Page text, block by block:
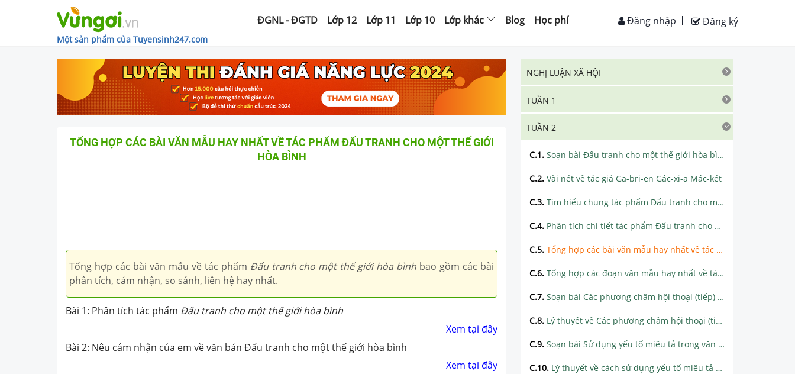
Một sản phẩm của Tuyensinh247.com
ĐGNL - ĐGTD Lớp 12 Lớp 11 Lớp 10 Lớp khác Blog Học phí Đăng ký
Đăng nhập
TỔNG HỢP CÁC BÀI VĂN MẪU HAY NHẤT VỀ TÁC PHẨM ĐẤU TRANH CHO MỘT THẾ GIỚI
HÒA BÌNH
Tổng hợp các bài văn mẫu về tác phẩm Đấu tranh cho một thế giới hòa bình bao gồm các bài
phân tích, cảm nhận, so sánh, liên hệ hay nhất.
Bài 1: Phân tích tác phẩm Đấu tranh cho một thế giới hòa bình
Xem tại đây
Bài 2: Nêu cảm nhận của em về văn bản Đấu tranh cho một thế giới hòa bình
Xem tại đây
NGHỊ LUẬN XÃ HỘI
TUẦN 1
TUẦN 2
C.1. Soạn bài Đấu tranh cho một thế giới hòa bình siêu ngắn
C.2. Vài nét về tác giả Ga-bri-en Gác-xi-a Mác-két
C.3. Tìm hiểu chung tác phẩm Đấu tranh cho một thế giới hòa bình
C.4. Phân tích chi tiết tác phẩm Đấu tranh cho một thế giới hòa bình
C.5. Tổng hợp các bài văn mẫu hay nhất về tác phẩm Đấu tranh cho một thế giới hòa bình
C.6. Tổng hợp các đoạn văn mẫu hay nhất về tác phẩm Đấu tranh cho một thế giới hòa bình
C.7. Soạn bài Các phương châm hội thoại (tiếp) siêu ngắn
C.8. Lý thuyết về Các phương châm hội thoại (tiếp theo)
C.9. Soạn bài Sử dụng yếu tố miêu tả trong văn bản thuyết minh siêu ngắn
C.10. Lý thuyết về cách sử dụng yếu tố miêu tả trong văn bản thuyết minh